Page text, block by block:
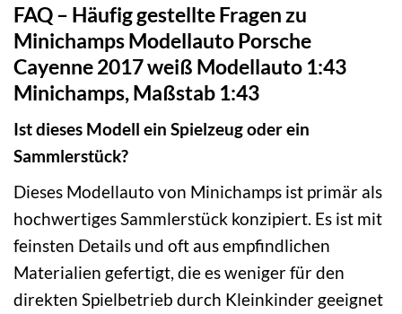
FAQ – Häufig gestellte Fragen zu
Minichamps Modellauto Porsche
Cayenne 2017 weiß Modellauto 1:43
Minichamps, Maßstab 1:43
Ist dieses Modell ein Spielzeug oder ein
Sammlerstück?
Dieses Modellauto von Minichamps ist primär als
hochwertiges Sammlerstück konzipiert. Es ist mit
feinsten Details und oft aus empfindlichen
Materialien gefertigt, die es weniger für den
direkten Spielbetrieb durch Kleinkinder geeignet